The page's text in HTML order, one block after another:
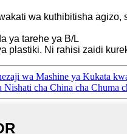
wa kuthibitisha
ya tarehe ya B/L
plastiki. Ni rahisi zaidi
wa Mashine ya Kukata
Nishati cha China cha Chuma